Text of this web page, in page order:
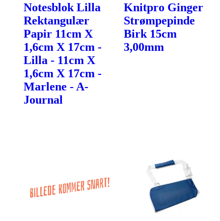
Notesblok Lilla
Rektangulær
Papir 11cm X
1,6cm X 17cm -
Lilla - 11cm X
1,6cm X 17cm -
Marlene - A-
Journal
Knitpro Ginger
Strømpepinde
Birk 15cm
3,00mm